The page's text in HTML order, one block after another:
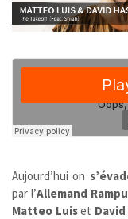
Aujourd’hui on
par l’Allemand
Matteo Luiset